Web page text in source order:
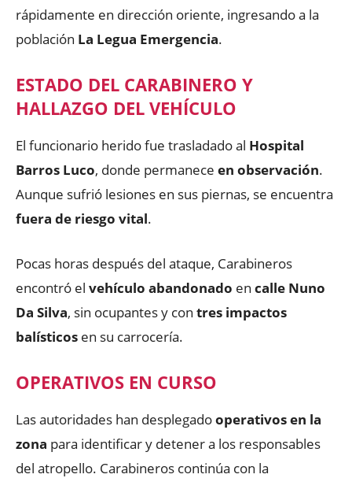
rápidamente en dirección oriente, ingresando a la
población La Legua Emergencia.
ESTADO DEL CARABINERO Y
HALLAZGO DEL VEHÍCULO
El funcionario herido fue trasladado al Hospital
Barros Luco, donde permanece en observación.
Aunque sufrió lesiones en sus piernas, se encuentra
fuera de riesgo vital.
Pocas horas después del ataque, Carabineros
encontró el vehículo abandonado en calle Nuno
Da Silva, sin ocupantes y con tres impactos
balísticos en su carrocería.
OPERATIVOS EN CURSO
Las autoridades han desplegadooperativos en la
zona para identificar y detener a los responsables
del atropello. Carabineros continúa con la